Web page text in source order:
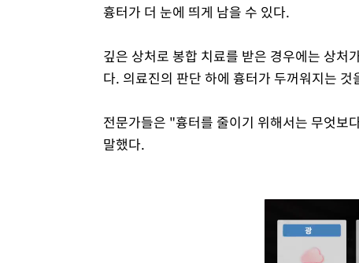
흉터가 더 눈에 띄게 남을 수 있다.
깊은 상처로 봉합 치료를 받은 경우에는 상처
다. 의료진의 판단 하에 흉터가 두꺼워지는
전문가들은 "흉터를 줄이기 위해서는 무엇보
말했다.